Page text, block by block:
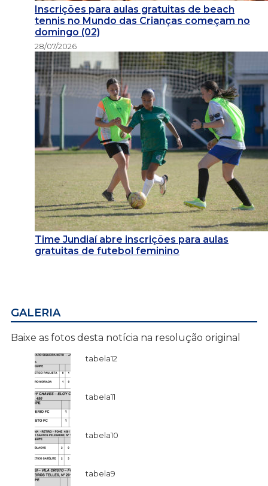
Inscrições para aulas gratuitas de beach
tennis no Mundo das Crianças começam no
domingo (02)
28/07/2026
Time Jundiaí abre inscrições para aulas
gratuitas de futebol feminino
GALERIA
Baixe as fotos desta notícia na resolução original
tabela12
tabela11
tabela10
tabela9